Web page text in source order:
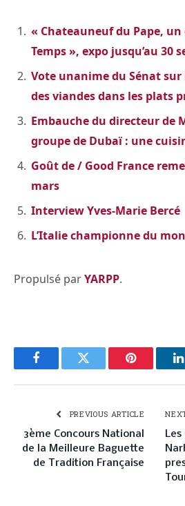
« Chateauneuf du Pape,
Temps », expo jusqu’au 30
Vote unanime du Sénat
des viandes dans les plats
Embauche du directeur de
groupe de Dubaï : une
Goût de / Good France
mars
Interview Yves-Marie Bercé
L’Italie championne du
Propulsé parYARPP.
FacebookTwitter Pinterest
PREVIOUS ARTICLE
3ème Concours National
de la Meilleure Baguette
de Tradition Française
Les